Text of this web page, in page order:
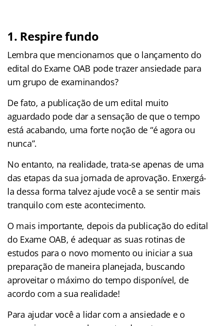
1. Respire fundo
Lembra que mencionamos que o lançamento do
edital do Exame OAB pode trazer ansiedade para
um grupo de examinandos?
De fato, a publicação de um edital muito
aguardado pode dar a sensação de que o tempo
está acabando, uma forte noção de “é agora ou
nunca”.
No entanto, na realidade, trata-se apenas de uma
das etapas da sua jornada de aprovação. Enxergá-
la dessa forma talvez ajude você a se sentir mais
tranquilo com este acontecimento.
O mais importante, depois da publicação do edital
do Exame OAB, é adequar as suas rotinas de
estudos para o novo momento ou iniciar a sua
preparação de maneira planejada, buscando
aproveitar o máximo do tempo disponível, de
acordo com a sua realidade!
Para ajudar você a lidar com a ansiedade e o